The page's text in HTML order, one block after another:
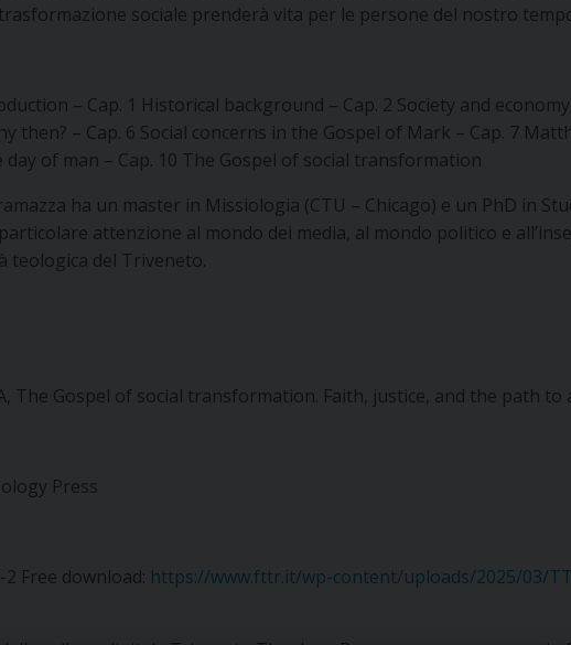
sociale prenderà vita per le persone del nostro
– Cap. 1 Historical background – Cap. 2 Society and
then? – Cap. 6 Social concerns in the Gospel of Mark – Cap. 7
day of man – Cap. 10 The Gospel of social transformation
ha un master in Missiologia (CTU – Chicago) e un PhD in
attenzione al mondo dei media, al mondo politico e
teologica del Triveneto.
The Gospel of social transformation. Faith, justice, and the path to
Press
Free download: https://www.fttr.it/wp-content/uploads/2025/03/